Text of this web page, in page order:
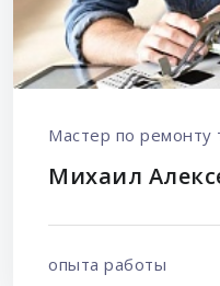
Мастер по ремонту
Михаил
опыта работы